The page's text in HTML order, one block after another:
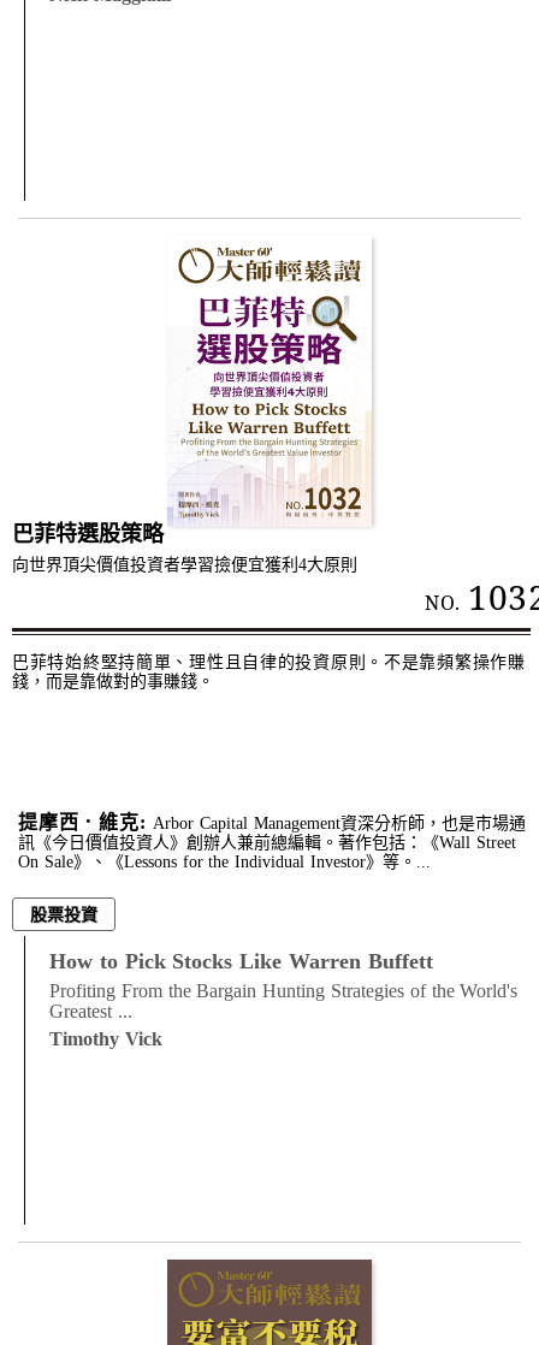
巴菲特選股策略
向世界頂尖價值投資者學習撿便宜獲利4大原則
NO.
巴菲特始終堅持簡單、理性且自律的投資原則。不是靠頻繁操作賺
錢，而是靠做對的事賺錢。
提摩西．維克: Arbor Capital Management資深分析師，也是市場通
訊《今日價值投資人》創辦人兼前總編輯。著作包括：《Wall Street
On Sale》、《Lessons for the Individual Investor》等。...
股票投資
How to Pick Stocks Like Warren Buffett
Profiting From the Bargain Hunting Strategies of the World's
Greatest ...
Timothy Vick